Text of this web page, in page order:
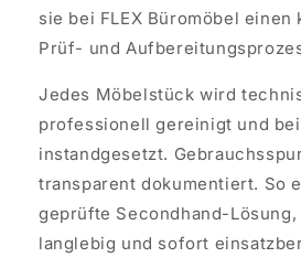
sie bei FLEX Büromöbel
Prüf- und
Jedes Möbelstück wird
professionell gereinigt und
instandgesetzt.
transparent dokumentiert. So
geprüfte Secondhand-
langlebig und sofort